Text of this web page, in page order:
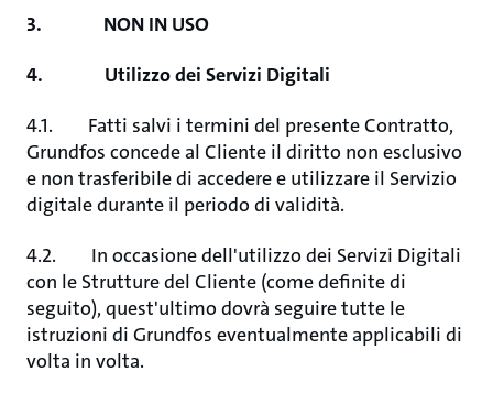
3. NON IN USO
4. Utilizzo dei Servizi Digitali
4.1. Fatti salvi i termini del presente Contratto,
Grundfos concede al Cliente il diritto non esclusivo
e non trasferibile di accedere e utilizzare il Servizio
digitale durante il periodo di validità.
4.2. In occasione dell'utilizzo dei Servizi Digitali
con le Strutture del Cliente (come definite di
seguito), quest'ultimo dovrà seguire tutte le
istruzioni di Grundfos eventualmente applicabili di
volta in volta.